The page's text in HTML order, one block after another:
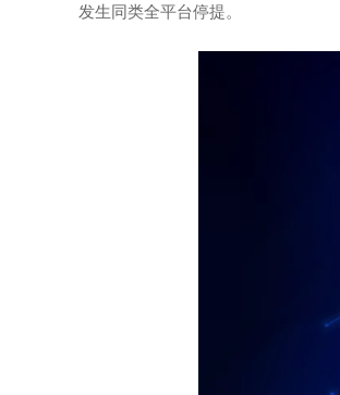
发生同类全平台停提。